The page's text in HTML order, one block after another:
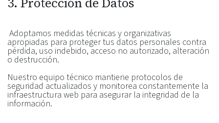
Adoptamos medidas técnicas y organizativas
apropiadas para proteger tus datos personales contra
pérdida, uso indebido, acceso no autorizado, alteración
o destrucción.
Nuestro equipo técnico mantiene protocolos de
seguridad actualizados y monitorea constantemente la
infraestructura web para asegurar la integridad de la
información.